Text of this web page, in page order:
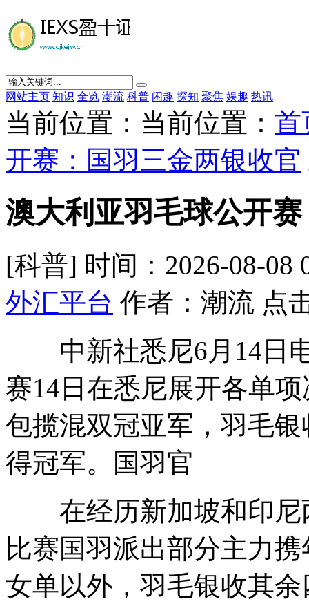
网站主页 知识 全览 潮流 科普 闲趣 探知 聚焦 娱趣 热讯
当前位置：当前位置： 首
开赛：国羽三金两银收官
澳大利亚羽毛球公开
[科普] 时间：2026-08-08
外汇平台 作者：潮流 点
中新社悉尼6月14日电
赛14日在悉尼展开各单
包揽混双冠亚军，羽毛
得冠军。国羽官
在经历新加坡和印尼
比赛国羽派出部分主力
女单以外，羽毛银收其